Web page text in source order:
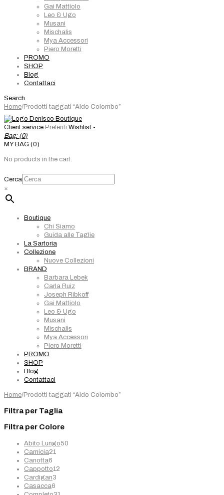
Gai Mattiolo
Leo & Ugo
Musani
Mischalis
Mya Accessori
Piero Moretti
PROMO
SHOP
Blog
Contattaci
Search
Home/Prodotti taggati “Aldo Colombo”
Client service Preferiti Wishlist -
Bag: (0)
MY BAG (0)
No products in the cart.
Cerca
×
Boutique
Chi Siamo
Guida alle Taglie
La Sartoria
Collezione
Nuove Collezioni
BRAND
Barbara Lebek
Carla Ruiz
Joseph Ribkoff
Gai Mattiolo
Leo & Ugo
Musani
Mischalis
Mya Accessori
Piero Moretti
PROMO
SHOP
Blog
Contattaci
Home/Prodotti taggati “Aldo Colombo”
Filtra per Taglia
Filtra per Colore
Abito Lungo50
Camicia21
Canotta6
prodotti
Cappotto12
Cardigan3
Casacca6